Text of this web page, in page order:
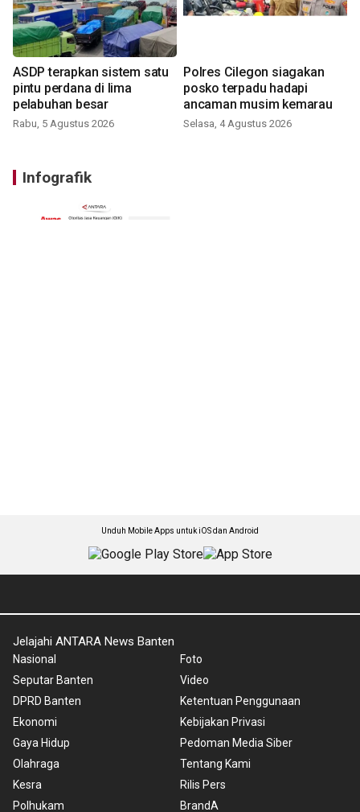
ASDP terapkan sistem satu
pintu perdana di lima
pelabuhan besar
Rabu, 5 Agustus 2026
Polres Cilegon siagakan
posko terpadu hadapi
ancaman musim kemarau
Selasa, 4 Agustus 2026
Infografik
Unduh Mobile Apps untuk iOS dan Android
Jelajahi ANTARA News Banten
Nasional
Seputar Banten
DPRD Banten
Ekonomi
Gaya Hidup
Olahraga
Kesra
Polhukam
Foto
Video
Ketentuan Penggunaan
Kebijakan Privasi
Pedoman Media Siber
Tentang Kami
Rilis Pers
BrandA